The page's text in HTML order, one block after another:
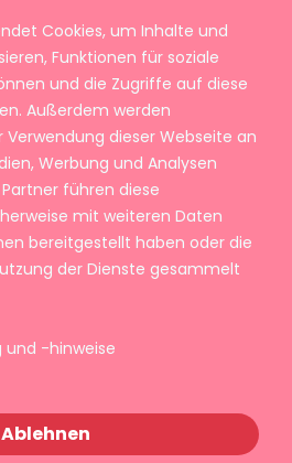
Cookies, um Inhalte und
Funktionen für soziale
und die Zugriffe auf diese
Außerdem werden
dieser Webseite an
Werbung und Analysen
führen diese
mit weiteren Daten
bereitgestellt haben oder die
der Dienste gesammelt
und -hinweise
Ablehnen